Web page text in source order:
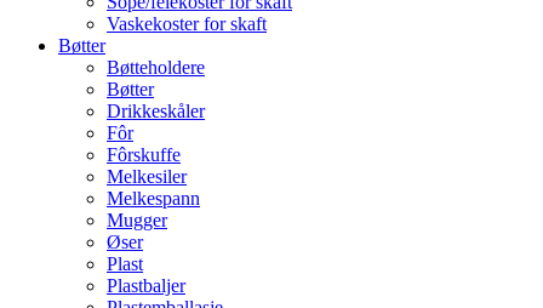
Vaskekoster for skaft
Bøtter
Bøtteholdere
Bøtter
Drikkeskåler
Fôr
Fôrskuffe
Melkesiler
Melkespann
Mugger
Øser
Plast
Plastbaljer